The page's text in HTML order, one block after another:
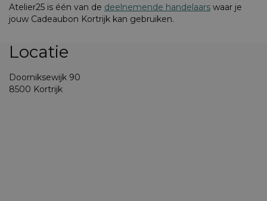
Atelier25 is één van de deelnemende handelaars waar je
jouw Cadeaubon Kortrijk kan gebruiken.
Locatie
Doorniksewijk 90
8500 Kortrijk